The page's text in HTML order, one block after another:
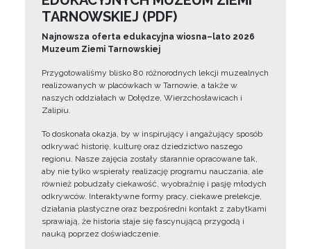
TARNOWSKIEJ (PDF)
Najnowsza oferta edukacyjna wiosna–lato 2026
Muzeum Ziemi Tarnowskiej
Przygotowaliśmy blisko 80 różnorodnych lekcji muzealnych
realizowanych w placówkach w Tarnowie, a także w
naszych oddziałach w Dołędze, Wierzchosławicach i
Zalipiu.
To doskonała okazja, by w inspirujący i angażujący sposób
odkrywać historię, kulturę oraz dziedzictwo naszego
regionu. Nasze zajęcia zostały starannie opracowane tak,
aby nie tylko wspierały realizację programu nauczania, ale
również pobudzały ciekawość, wyobraźnię i pasję młodych
odkrywców. Interaktywne formy pracy, ciekawe prelekcje,
działania plastyczne oraz bezpośredni kontakt z zabytkami
sprawiają, że historia staje się fascynującą przygodą i
nauką poprzez doświadczenie.